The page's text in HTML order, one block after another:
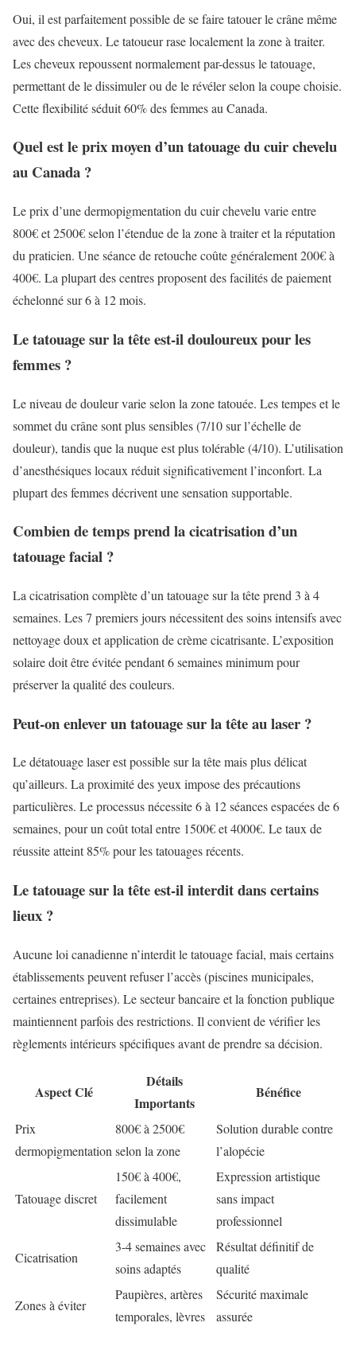
Oui, il est parfaitement possible de se faire tatouer le crâne même
avec des cheveux. Le tatoueur rase localement la zone à traiter.
Les cheveux repoussent normalement par-dessus le tatouage,
permettant de le dissimuler ou de le révéler selon la coupe choisie.
Cette flexibilité séduit 60% des femmes au Canada.
Quel est le prix moyen d’un tatouage du cuir chevelu
au Canada ?
Le prix d’une dermopigmentation du cuir chevelu varie entre
800€ et 2500€ selon l’étendue de la zone à traiter et la réputation
du praticien. Une séance de retouche coûte généralement 200€ à
400€. La plupart des centres proposent des facilités de paiement
échelonné sur 6 à 12 mois.
Le tatouage sur la tête est-il douloureux pour les
femmes ?
Le niveau de douleur varie selon la zone tatouée. Les tempes et le
sommet du crâne sont plus sensibles (7/10 sur l’échelle de
douleur), tandis que la nuque est plus tolérable (4/10). L’utilisation
d’anesthésiques locaux réduit significativement l’inconfort. La
plupart des femmes décrivent une sensation supportable.
Combien de temps prend la cicatrisation d’un
tatouage facial ?
La cicatrisation complète d’un tatouage sur la tête prend 3 à 4
semaines. Les 7 premiers jours nécessitent des soins intensifs avec
nettoyage doux et application de crème cicatrisante. L’exposition
solaire doit être évitée pendant 6 semaines minimum pour
préserver la qualité des couleurs.
Peut-on enlever un tatouage sur la tête au laser ?
Le détatouage laser est possible sur la tête mais plus délicat
qu’ailleurs. La proximité des yeux impose des précautions
particulières. Le processus nécessite 6 à 12 séances espacées de 6
semaines, pour un coût total entre 1500€ et 4000€. Le taux de
réussite atteint 85% pour les tatouages récents.
Le tatouage sur la tête est-il interdit dans certains
lieux ?
Aucune loi canadienne n’interdit le tatouage facial, mais certains
établissements peuvent refuser l’accès (piscines municipales,
certaines entreprises). Le secteur bancaire et la fonction publique
maintiennent parfois des restrictions. Il convient de vérifier les
règlements intérieurs spécifiques avant de prendre sa décision.
Aspect Clé
Détails
Importants
Bénéfice
Prix
dermopigmentation
800€ à 2500€
selon la zone
Solution durable contre
l’alopécie
Tatouage discret
150€ à 400€,
facilement
dissimulable
Expression artistique
sans impact
professionnel
Cicatrisation
3-4 semaines avec
soins adaptés
Résultat définitif de
qualité
Zones à éviter
Paupières, artères
temporales, lèvres
Sécurité maximale
assurée